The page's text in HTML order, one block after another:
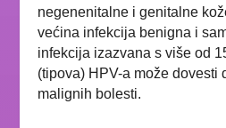
negenenitalne i genitalne
većina infekcija benigna i
infekcija izazvana s više od
(tipova) HPV-a može dovesti
malignih bolesti.